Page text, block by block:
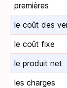
premières
le coût des
le coût fixe
le produit net
les charges